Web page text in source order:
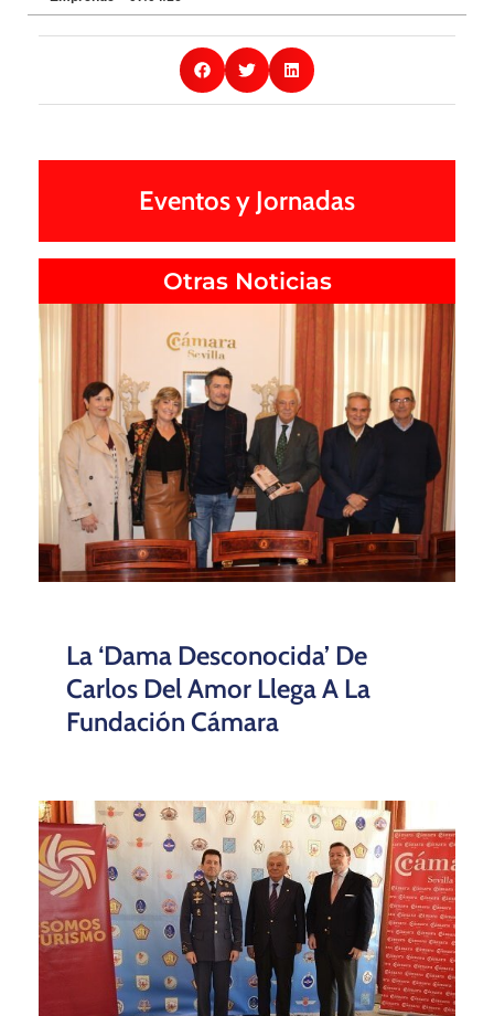
Eventos y Jornadas
Otras Noticias
La ‘dama Desconocida’ De
Carlos Del Amor Llega A La
Fundación Cámara